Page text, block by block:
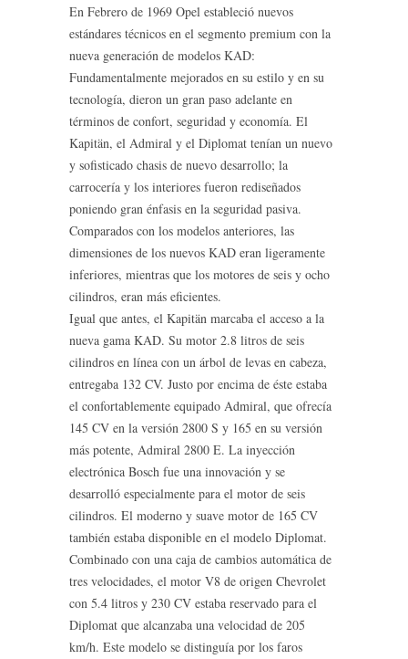
En Febrero de 1969 Opel estableció nuevos
estándares técnicos en el segmento premium con la
nueva generación de modelos KAD:
Fundamentalmente mejorados en su estilo y en su
tecnología, dieron un gran paso adelante en
términos de confort, seguridad y economía. El
Kapitän, el Admiral y el Diplomat tenían un nuevo
y sofisticado chasis de nuevo desarrollo; la
carrocería y los interiores fueron rediseñados
poniendo gran énfasis en la seguridad pasiva.
Comparados con los modelos anteriores, las
dimensiones de los nuevos KAD eran ligeramente
inferiores, mientras que los motores de seis y ocho
cilindros, eran más eficientes.
Igual que antes, el Kapitän marcaba el acceso a la
nueva gama KAD. Su motor 2.8 litros de seis
cilindros en línea con un árbol de levas en cabeza,
entregaba 132 CV. Justo por encima de éste estaba
el confortablemente equipado Admiral, que ofrecía
145 CV en la versión 2800 S y 165 en su versión
más potente, Admiral 2800 E. La inyección
electrónica Bosch fue una innovación y se
desarrolló especialmente para el motor de seis
cilindros. El moderno y suave motor de 165 CV
también estaba disponible en el modelo Diplomat.
Combinado con una caja de cambios automática de
tres velocidades, el motor V8 de origen Chevrolet
con 5.4 litros y 230 CV estaba reservado para el
Diplomat que alcanzaba una velocidad de 205
km/h. Este modelo se distinguía por los faros